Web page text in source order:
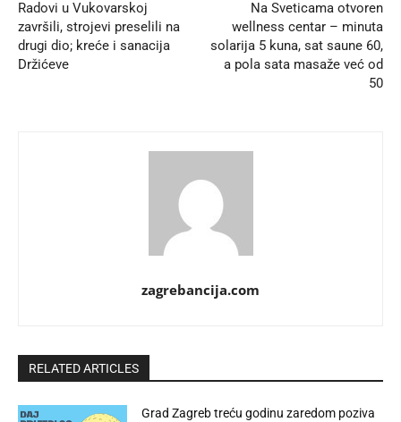
Radovi u Vukovarskoj
završili, strojevi preselili na
drugi dio; kreće i sanacija
Držićeve
Na Sveticama otvoren
wellness centar – minuta
solarija 5 kuna, sat saune 60,
a pola sata masaže već od
50
zagrebancija.com
RELATED ARTICLES
Grad Zagreb treću godinu zaredom poziva